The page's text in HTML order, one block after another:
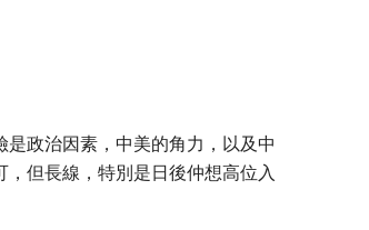
政治因素，中美的角力，以及中
但長線，特別是日後仲想高位入